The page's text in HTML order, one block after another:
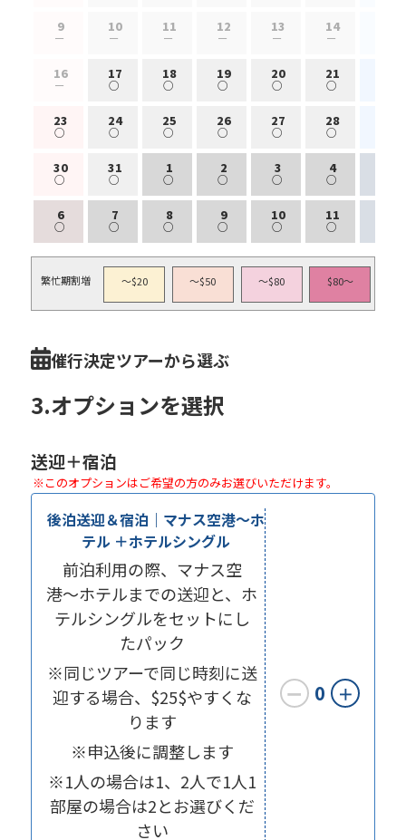
9
ー
10
ー
11
ー
12
ー
13
ー
14
ー
16
ー
17
○
18
○
19
○
20
○
21
○
23
○
24
○
25
○
26
○
27
○
28
○
30
○
31
○
1
○
2
○
3
○
4
○
6
○
7
○
8
○
9
○
10
○
11
○
繁忙期割増 〜$20 〜$50 〜$80 $80〜
催行決定ツアーから選ぶ
3.オプションを選択
送迎＋宿泊
※このオプションはご希望の方のみお選びいただけます。
後泊送迎＆宿泊｜マナス空港〜ホ
テル ＋ホテルシングル
前泊利用の際、マナス空
港〜ホテルまでの送迎と、ホ
テルシングルをセットにし
たパック
※同じツアーで同じ時刻に送
迎する場合、$25$やすくな
ります
※申込後に調整します
※1人の場合は1、2人で1人1
部屋の場合は2とお選びくだ
さい
ー 0 ＋